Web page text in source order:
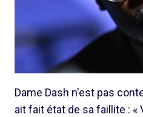
Dame Dash n'est pas
ait fait état de sa faillite : «